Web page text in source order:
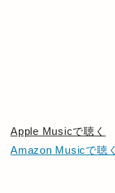
Apple Musicで聴く
Amazon Musicで聴く